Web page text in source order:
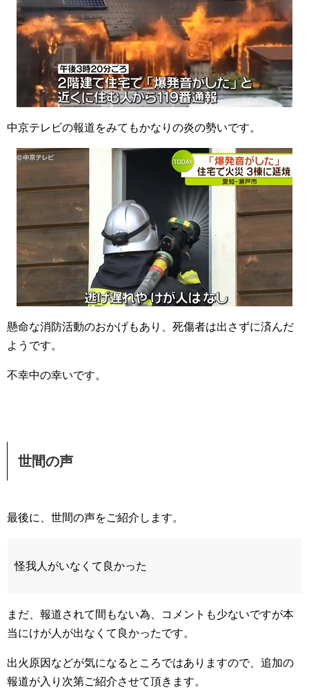
中京テレビの報道をみてもかなりの炎の勢いです。
懸命な消防活動のおかげもあり、死傷者は出さずに済んだ
ようです。
不幸中の幸いです。
世間の声
最後に、世間の声をご紹介します。
怪我人がいなくて良かった
まだ、報道されて間もない為、コメントも少ないですが本
当にけが人が出なくて良かったです。
出火原因などが気になるところではありますので、追加の
報道が入り次第ご紹介させて頂きます。